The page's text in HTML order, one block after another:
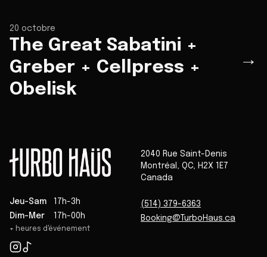
20 octobre
The Great Sabatini +
Greber + Cellpress +
Obelisk
→
Jeu-Sam
17h-3h
Dim-Mer
17h-00h
+ heures d'événement
2040 Rue Saint-Denis
Montréal , QC, H2X 1E7
Canada
(514) 379-6363
Booking@TurboHaus.ca